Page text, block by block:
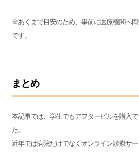
※あくまで目安のため、事前に医療機関へ
です。
まとめ
本記事では、学生でもアフターピルを購入
た。
近年では病院だけでなくオンライン診療サ